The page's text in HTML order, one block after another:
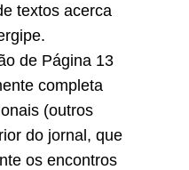
textos acerca
de Página 13
completa
(outros
do jornal, que
os encontros